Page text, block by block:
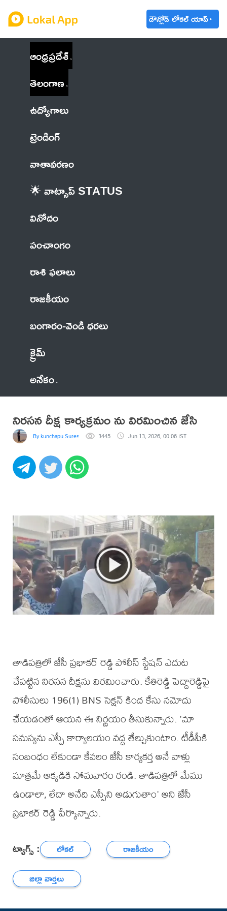
డౌన్లోడ్ లోకల్ యాప్
ఆంధ్రప్రదేశ్
తెలంగాణ
ఉద్యోగాలు
ట్రెండింగ్
వాతావరణం
🌟 వాట్సాప్ STATUS
వినోదం
పంచాంగం
రాశి ఫలాలు
రాజకీయం
బంగారం-వెండి ధరలు
క్రైమ్
అనేకం
నిరసన దీక్ష కార్యక్రమం ను విరమించిన జేసి
By kunchapu Suresh 3445 Jun 13, 2026, 00:06 IST
తాడిపత్రిలో జేసీ ప్రభాకర్ రెడ్డి పోలీస్ స్టేషన్ ఎదుట
చేపట్టిన నిరసన దీక్షను విరమించారు. కేతిరెడ్డి పెద్దారెడ్డిపై
పోలీసులు 196(1) BNS సెక్షన్ కింద కేసు నమోదు
చేయడంతో ఆయన ఈ నిర్ణయం తీసుకున్నారు. 'మా
సమస్యను ఎస్పీ కార్యాలయం వద్ద తేల్చుకుంటాం. టీడీపీకి
సంబంధం లేకుండా కేవలం జేసీ కార్యకర్త అనే వాళ్లు
మాత్రమే అక్కడికి సోమవారం రండి. తాడిపత్రిలో మేము
ఉండాలా, లేదా అనేది ఎస్పీని అడుగుతాం' అని జేసీ
ప్రభాకర్ రెడ్డి పేర్కొన్నారు.
ట్యాగ్స్ : లోకల్
రాజకీయం
జిల్లా వార్తలు